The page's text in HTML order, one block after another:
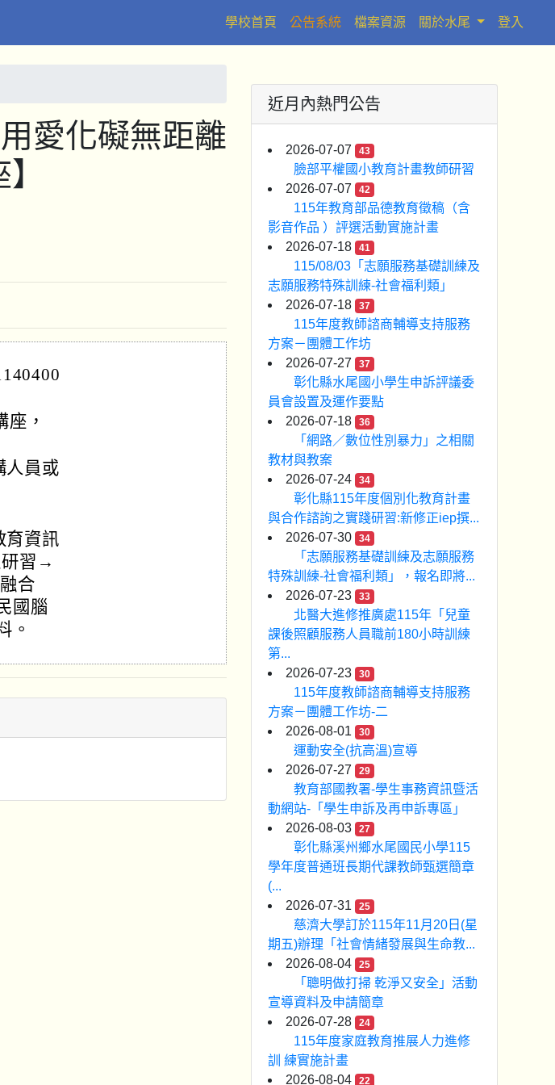
學校首頁 (current)
公告系統 檔案資源 關於水尾 登入
愛化礙無距離
，
人員或
育資訊
研習→
合
國腦
。
近月內熱門公告
2026-07-07 43
臉部平權國小教育計畫教師研習
2026-07-07
42
115年教育部品德教育徵稿（含
影音作品 ）評選活動實施計畫
2026-07-18
41
115/08/03「志願服務基礎訓練及
志願服務特殊訓練-社會福利類」
2026-07-18
37
115年度教師諮商輔導支持服務
方案－團體工作坊
2026-07-27
37
彰化縣水尾國小學生申訴評議委
員會設置及運作要點
2026-07-18
36
「網路／數位性別暴力」之相關
教材與教案
2026-07-24
34
彰化縣115年度個別化教育計畫
與合作諮詢之實踐研習:新修正iep撰...
2026-07-30
34
「志願服務基礎訓練及志願服務
特殊訓練-社會福利類」，報名即將...
2026-07-23
33
北醫大進修推廣處115年「兒童
課後照顧服務人員職前180小時訓練
第...
2026-07-23
30
115年度教師諮商輔導支持服務
方案－團體工作坊-二
2026-08-01
30
運動安全(抗高溫)宣導
2026-07-27
29
教育部國教署-學生事務資訊暨活
動網站-「學生申訴及再申訴專區」
2026-08-03
27
彰化縣溪州鄉水尾國民小學115
學年度普通班長期代課教師甄選簡章
(...
2026-07-31
25
慈濟大學訂於115年11月20日(星
期五)辦理「社會情緒發展與生命教...
2026-08-04
25
「聰明做打掃 乾淨又安全」活動
宣導資料及申請簡章
2026-07-28
24
115年度家庭教育推展人力進修
訓 練實施計畫
2026-08-04
22